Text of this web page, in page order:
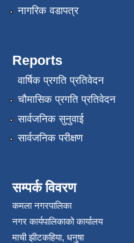
नागरिक वडापत्र
Reports
वार्षिक प्रगति प्रतिवेदन
चौमासिक प्रगति प्रतिवेदन
सार्वजनिक सुनुवाई
सार्वजनिक परीक्षण
सम्पर्क विवरण
कमला नगरपालिका
नगर कार्यपालिकाको कार्यालय
माची झीटकहिया, धनुषा